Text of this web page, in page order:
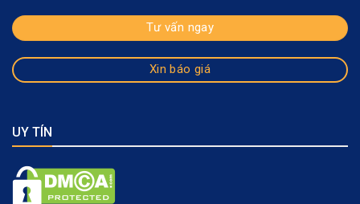
Tư vấn ngay
Xin báo giá
UY TÍN